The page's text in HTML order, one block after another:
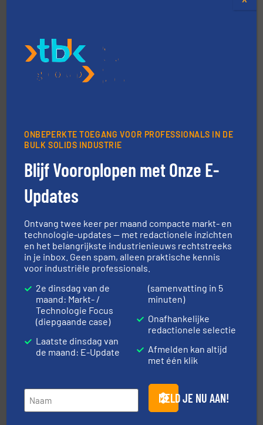
Robbe Industries nv
Wereldwijd opererend specialist in innovatieve
procestechnologie en stortgoedtechnologie. “ Trusted
by the best”.Meer info ➜
Euro Manchetten & Compensatoren is al meer dan
dertig jaar actief op het gebied van flexibele
verbindingen en luchttechniek. Meer info ➜
ONBEPERKTE TOEGANG VOOR PROFESSIONALS IN DE
BULK SOLIDS INDUSTRIE
Blijf Vooroplopen met Onze E-
Updates
Ontvang twee keer per maand compacte markt- en
technologie-updates — met redactionele inzichten
en het belangrijkste industrienieuws rechtstreeks
in je inbox. Geen spam, alleen praktische kennis
voor industriële professionals.
2e dinsdag van de
maand: Markt- /
Technologie Focus
(diepgaande case)
Laatste dinsdag van
de maand: E-Update
(samenvatting in 5
minuten)
Onafhankelijke
redactionele selectie
Afmelden kan altijd
met één klik
MELD JE NU AAN!